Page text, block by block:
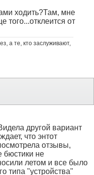
ходить?Там, мне
того...отклеится от
а те, кто заслуживают,
другой вариант
что энтот
отзывы,
бюстики не
летом и все было
типа "устройства"